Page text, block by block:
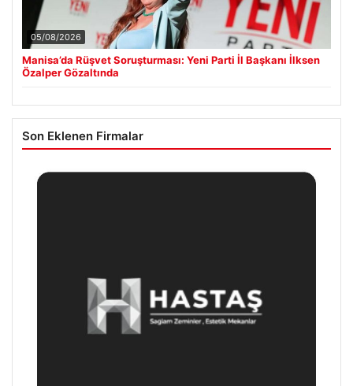
05/08/2026
Manisa’da Rüşvet Soruşturması: Yeni Parti İl Başkanı İlksen
Özalper Gözaltında
Son Eklenen Firmalar